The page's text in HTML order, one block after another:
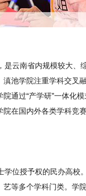
云南省内规模较大、
池学院注重学科交叉
通过“产学研”一体化
在国内外各类学科竞
位授予权的民办高校
等多个学科门类。学